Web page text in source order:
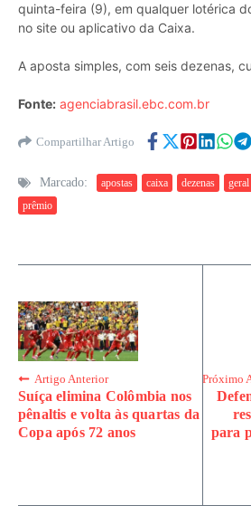
quinta-feira (9), em qualquer lotérica
no site ou aplicativo da Caixa.
A aposta simples, com seis dezenas,
Fonte: agenciabrasil.ebc.com.br
Compartilhar Artigo
Marcado: apostas caixa dezenas geral
prêmio
Artigo Anterior
Suíça elimina Colômbia nos
pênaltis e volta às quartas da
Copa após 72 anos
Próximo
para